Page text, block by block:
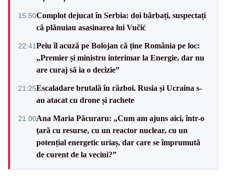
15:50Complot dejucat în Serbia: doi bărbați, suspectați
că plănuiau asasinarea lui Vučić
22:41Peiu îl acuză pe Bolojan că ține România pe loc:
„Premier și ministru interimar la Energie, dar nu
are curaj să ia o decizie”
21:25Escaladare brutală în război. Rusia și Ucraina s-
au atacat cu drone și rachete
21:00Ana Maria Păcuraru: „Cum am ajuns aici, într-o
țară cu resurse, cu un reactor nuclear, cu un
potențial energetic uriaș, dar care se împrumută
de curent de la vecini?”